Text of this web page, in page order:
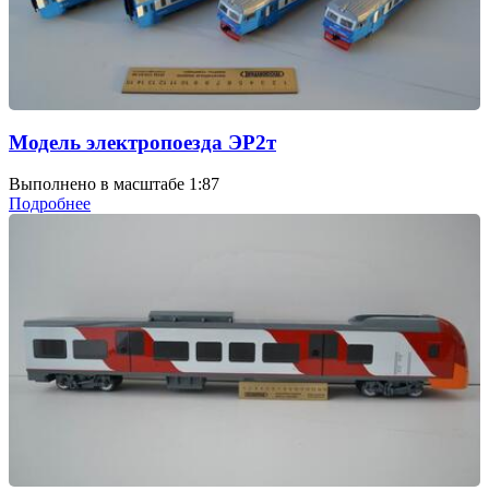
Модель электропоезда ЭР2т
Выполнено в масштабе 1:87
Подробнее